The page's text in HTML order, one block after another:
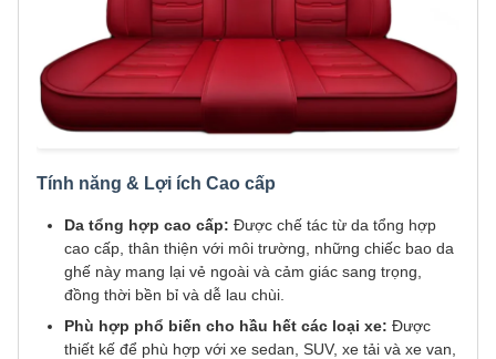
Tính năng & Lợi ích Cao cấp
Da tổng hợp cao cấp: Được chế tác từ da tổng hợp
cao cấp, thân thiện với môi trường, những chiếc bao da
ghế này mang lại vẻ ngoài và cảm giác sang trọng,
đồng thời bền bỉ và dễ lau chùi.
Phù hợp phổ biến cho hầu hết các loại xe: Được
thiết kế để phù hợp với xe sedan, SUV, xe tải và xe van,